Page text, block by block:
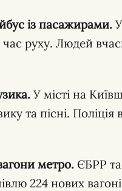
із пасажирами.
руху. Людей
У місті на
та пісні. Поліція
метро. ЄБРР
224 нових